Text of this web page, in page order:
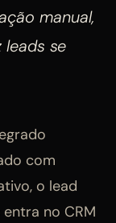
manual,
leads se
com
o lead
no CRM